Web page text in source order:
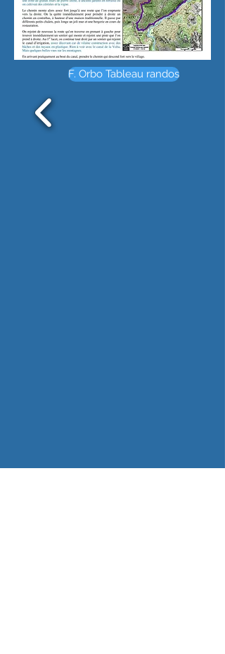
F. Orbo Tableau randos